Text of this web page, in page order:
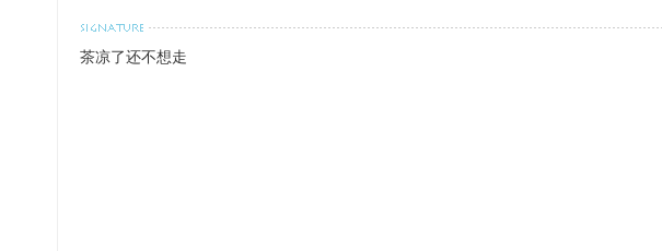
茶凉了还不想走